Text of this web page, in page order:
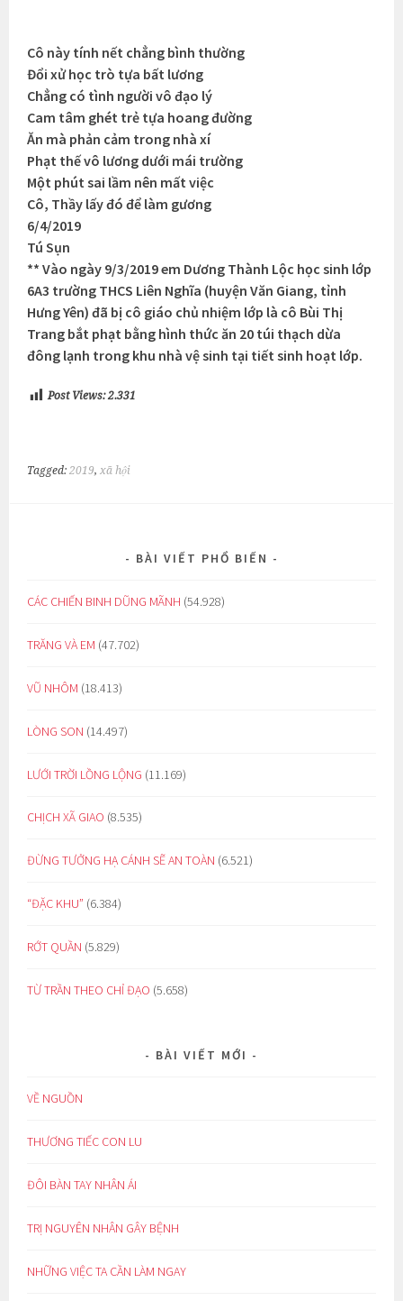
Cô này tính nết chẳng bình thường
Đổi xử học trò tựa bất lương
Chẳng có tình người vô đạo lý
Cam tâm ghét trẻ tựa hoang đường
Ăn mà phản cảm trong nhà xí
Phạt thế vô lương dưới mái trường
Một phút sai lầm nên mất việc
Cô, Thầy lấy đó để làm gương
6/4/2019
Tú Sụn
** Vào ngày 9/3/2019 em Dương Thành Lộc học sinh lớp
6A3 trường THCS Liên Nghĩa (huyện Văn Giang, tỉnh
Hưng Yên) đã bị cô giáo chủ nhiệm lớp là cô Bùi Thị
Trang bắt phạt bằng hình thức ăn 20 túi thạch dừa
đông lạnh trong khu nhà vệ sinh tại tiết sinh hoạt lớp.
Post Views: 2.331
Tagged:2019, xã hội
BÀI VIẾT PHỔ BIẾN
CÁC CHIẾN BINH DŨNG MÃNH (54.928)
TRĂNG VÀ EM (47.702)
VŨ NHÔM (18.413)
LÒNG SON (14.497)
LƯỚI TRỜI LỒNG LỘNG (11.169)
CHỊCH XÃ GIAO (8.535)
ĐỪNG TƯỞNG HẠ CÁNH SẼ AN TOÀN (6.521)
“ĐẶC KHU” (6.384)
RỚT QUẦN (5.829)
TỪ TRẦN THEO CHỈ ĐẠO (5.658)
BÀI VIẾT MỚI
VỀ NGUỒN
THƯƠNG TIẾC CON LU
ĐÔI BÀN TAY NHÂN ÁI
TRỊ NGUYÊN NHÂN GÂY BỆNH
NHỮNG VIỆC TA CẦN LÀM NGAY